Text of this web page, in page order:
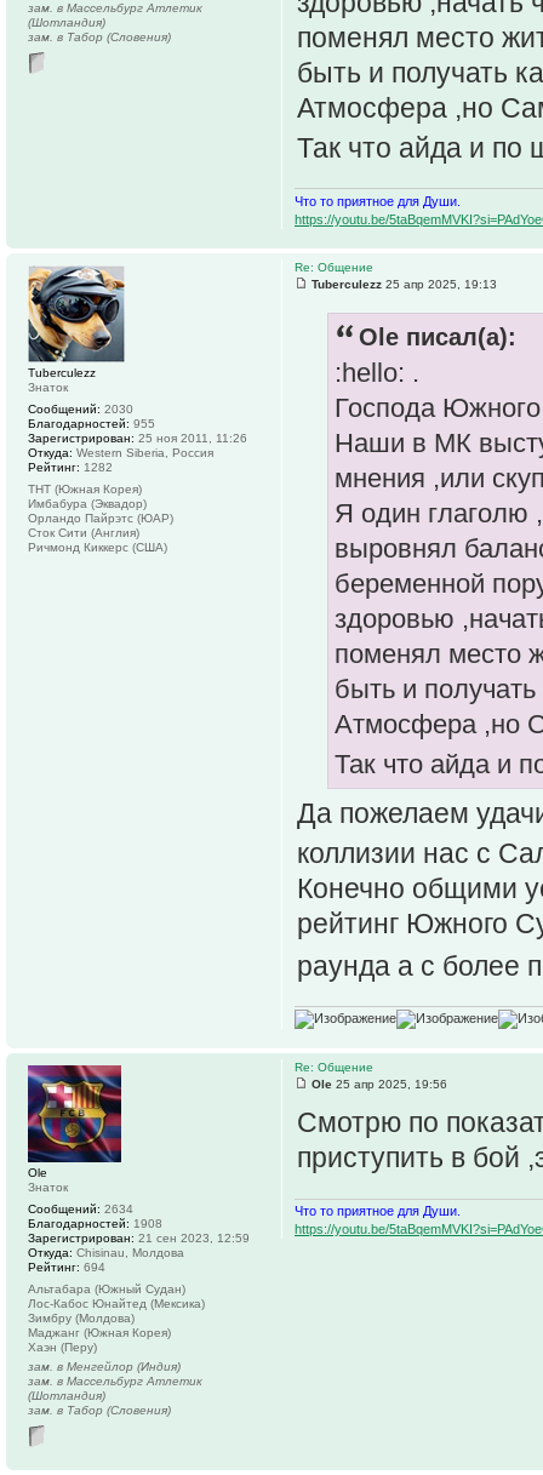
поменял место
быть и получать
Атмосфера ,но
Так что айда и по
Что то приятное для Души.
https://youtu.be/
зам. в Массельбург Атлетик
(Шотландия)
зам. в Табор (Словения)
Re: Общение
Tuberculezz 25 апр 2025, 19:13
Ole писал(а):
:hello: .
Господа
Наши в МК
мнения ,или
Я один глаголю
выровнял
беременной
здоровью
поменял место
быть и
Атмосфера ,но
Так что айда и
Да пожелаем
коллизии нас с
Конечно общими
рейтинг Южного
раунда а с более
Tuberculezz
Знаток
Сообщений: 2030
Благодарностей: 955
Зарегистрирован: 25 ноя 2011, 11:26
Откуда: Western Siberia, Россия
Рейтинг: 1282
ТНТ (Южная Корея)
Имбабура (Эквадор)
Орландо Пайрэтс (ЮАР)
Сток Сити (Англия)
Ричмонд Киккерс (США)
Re: Общение
Ole 25 апр 2025, 19:56
Смотрю по
приступить в бой
Что то приятное для Души.
https://youtu.be/
Ole
Знаток
Сообщений: 2634
Благодарностей: 1908
Зарегистрирован: 21 сен 2023, 12:59
Откуда: Chisinau, Молдова
Рейтинг: 694
Альтабара (Южный Судан)
Лос-Кабос Юнайтед (Мексика)
Зимбру (Молдова)
Маджанг (Южная Корея)
Хаэн (Перу)
зам. в Менгейлор (Индия)
зам. в Массельбург Атлетик
(Шотландия)
зам. в Табор (Словения)